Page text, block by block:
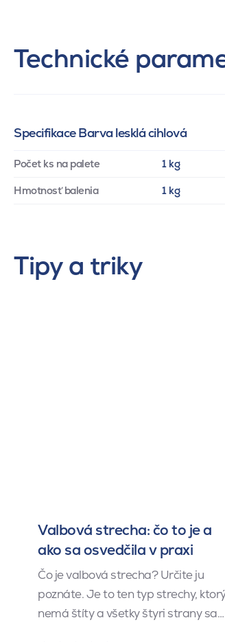
Technické
Specifikace Barva lesklá cihlová
Počet ks na palete 1 kg
Hmotnosť balenia 1 kg
Tipy a triky
Valbová strecha: čo to je a
ako sa osvedčila v praxi
Čo je valbová strecha? Určite ju
poznáte. Je to ten typ strechy,
nemá štíty a všetky štyri strany sa…